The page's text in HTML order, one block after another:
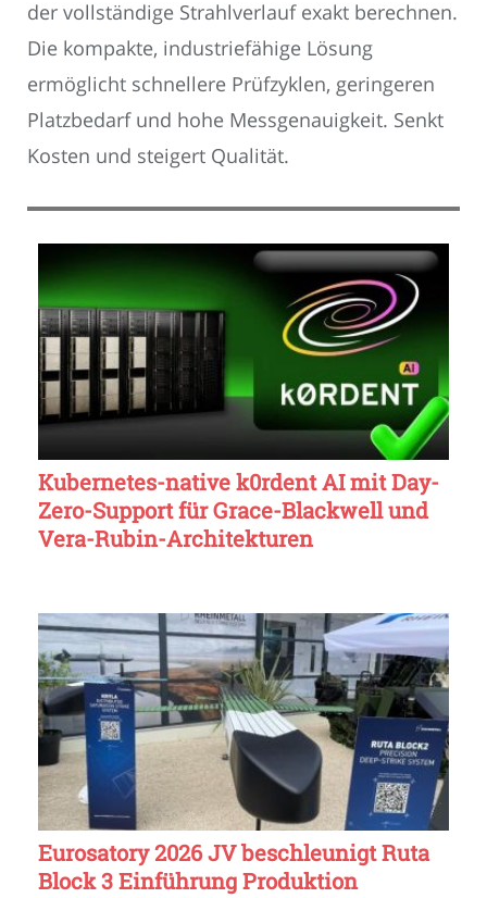
der vollständige Strahlverlauf exakt berechnen.
Die kompakte, industriefähige Lösung
ermöglicht schnellere Prüfzyklen, geringeren
Platzbedarf und hohe Messgenauigkeit. Senkt
Kosten und steigert Qualität.
Kubernetes-native k0rdent AI mit Day-
Zero-Support für Grace-Blackwell und
Vera-Rubin-Architekturen
Eurosatory 2026 JV beschleunigt Ruta
Block 3 Einführung Produktion